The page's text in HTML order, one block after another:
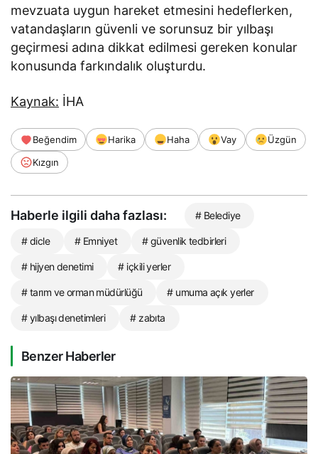
mevzuata uygun hareket etmesini hedeflerken,
vatandaşların güvenli ve sorunsuz bir yılbaşı
geçirmesi adına dikkat edilmesi gereken konular
konusunda farkındalık oluşturdu.
Kaynak: İHA
Beğendim Harika Haha Vay
Üzgün
Kızgın
Haberle ilgili daha fazlası: # Belediye
# dicle # Emniyet # güvenlik tedbirleri
# hijyen denetimi # içkili yerler
# tarım ve orman müdürlüğü # umuma açık yerler
# yılbaşı denetimleri # zabıta
Benzer Haberler